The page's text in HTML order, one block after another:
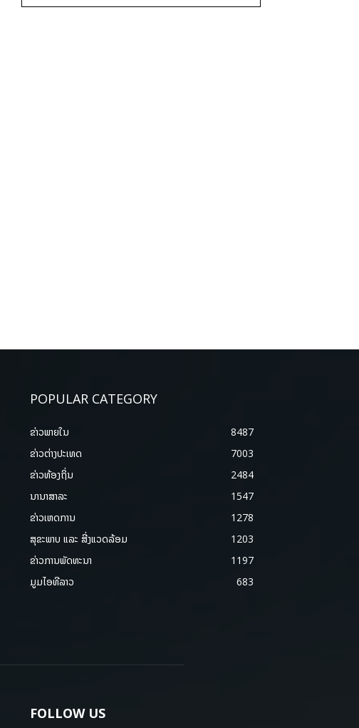
POPULAR CATEGORY
ຂ່າວພາຍ​ໃນ
8487
ຂ່າວຕ່າງປະເທດ
7003
ຂ່າວທ້ອງຖິ່ນ
2484
ນານາສາລະ
1547
ຂ່າວເຫດການ
1278
ສຸຂະພາບ ແລະ ສີ່ງແວດລ້ອມ
1203
ຂ່າວການພັດທະນາ
1197
ມູມໄອທີລາວ
683
FOLLOW US